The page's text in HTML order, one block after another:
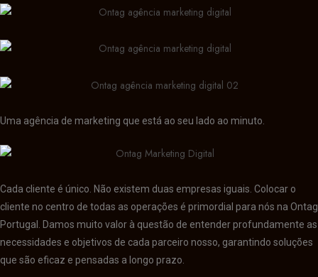
Uma agência de marketing que está ao seu lado ao minuto.
Cada cliente é único. Não existem duas empresas iguais. Colocar o
cliente no centro de todas as operações é primordial para nós na Ontag
Portugal. Damos muito valor à questão de entender profundamente as
necessidades e objetivos de cada parceiro nosso, garantindo soluções
que são eficaz e pensadas a longo prazo.